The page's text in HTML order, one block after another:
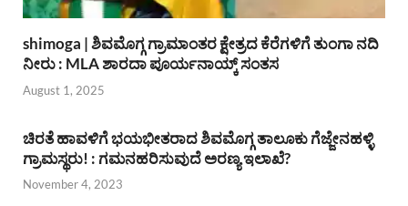
shimoga | ಶಿವಮೊಗ್ಗ ಗ್ರಾಮಾಂತರ ಕ್ಷೇತ್ರದ ಕೆರೆಗಳಿಗೆ ತುಂಗಾ ನದಿ
ನೀರು : MLA ಶಾರದಾ ಪೂರ್ಯನಾಯ್ಕ್ ಸಂತಸ
August 1, 2025
ಚಿರತೆ ಹಾವಳಿಗೆ ಭಯಭೀತರಾದ ಶಿವಮೊಗ್ಗ ತಾಲೂಕು ಗೆಜ್ಜೇನಹಳ್ಳಿ
ಗ್ರಾಮಸ್ಥರು! : ಗಮನಹರಿಸುವುದೆ ಅರಣ್ಯ ಇಲಾಖೆ?
November 4, 2023